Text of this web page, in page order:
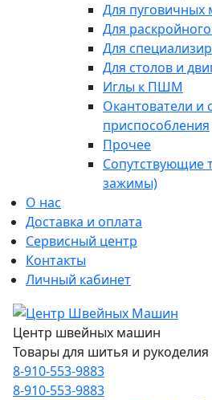
Для
Для
Для
Для столов и
Иглы к ПШМ
Окантователи и
приспособления
Прочее
Сопутствующие
зажимы)
О нас
Доставка и оплата
Сервисный центр
Контакты
Личный кабинет
Центр швейных машин
Товары для шитья и рукоделия
8-910-553-9883
8-910-553-9883